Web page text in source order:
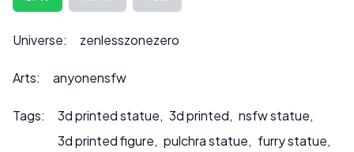
auch auf den Preis auswirken kann.
Bitte kontaktieren Sie uns unter ***
oder wenn Sie möchten, dass wir das Produkt bemalen.
Universe: zenlesszonezero
Arts: anyonensfw
Tags: 3d printed statue, 3d printed, nsfw statue,
3d printed figure, pulchra statue, furry statue,